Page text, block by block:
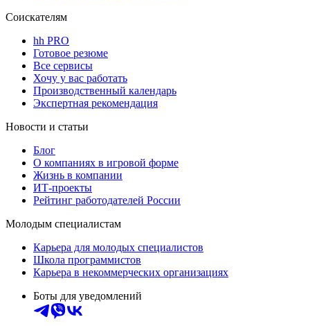
Соискателям
hh PRO
Готовое резюме
Все сервисы
Хочу у вас работать
Производственный календарь
Экспертная рекомендация
Новости и статьи
Блог
О компаниях в игровой форме
Жизнь в компании
ИТ-проекты
Рейтинг работодателей России
Молодым специалистам
Карьера для молодых специалистов
Школа программистов
Карьера в некоммерческих организациях
Боты для уведомлений